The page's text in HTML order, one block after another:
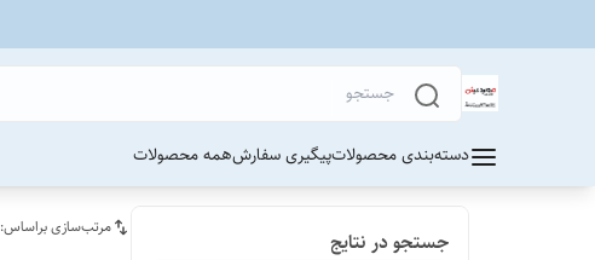
دسته‌بندی محصولاتپیگیری سفارشهمه محصولات
جستجو در نتایج
مرتب‌سازی براساس: